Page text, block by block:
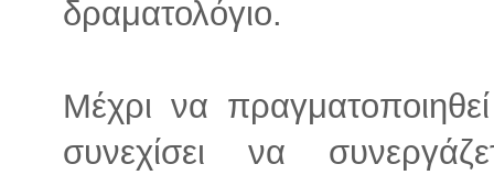
δραματολόγιο.
Μέχρι να
συνεχίσει να